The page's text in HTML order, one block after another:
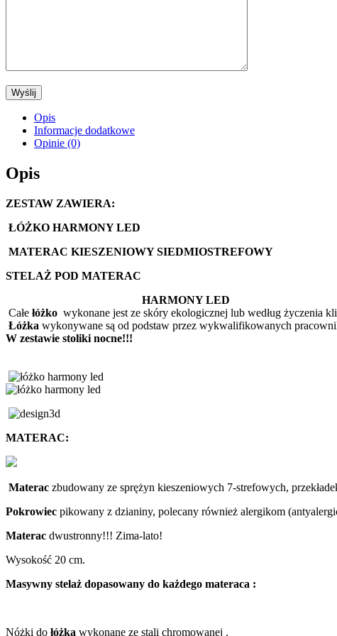
Opis
Informacje dodatkowe
Opinie (0)
Opis
ZESTAW ZAWIERA:
ŁÓŻKO HARMONY LED
MATERAC KIESZENIOWY SIEDMIOSTREFOWY
STELAŻ POD MATERAC
HARMONY LED
Całe łóżko wykonane jest ze skóry ekologicznej lub według życzenia
Łóżka wykonywane są od podstaw przez wykwalifikowanych
W zestawie stoliki nocne!!!
MATERAC:
Materac zbudowany ze sprężyn kieszeniowych 7-strefowych,
Pokrowiec pikowany z dzianiny, polecany również alergikom
Materac dwustronny!!! Zima-lato!
Wysokość 20 cm.
Masywny stelaż dopasowany do każdego materaca :
Nóżki do łóżka wykonane ze stali chromowanej .